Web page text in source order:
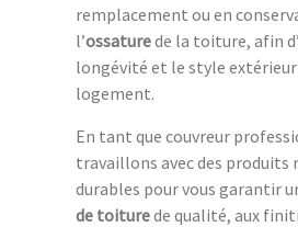
remplacement ou en
l’ossaturede la toiture, afin
longévité et le style
logement.
En tant que couvreur
travaillons avec des produits
durables pour vous garantir
de toiturede qualité, aux